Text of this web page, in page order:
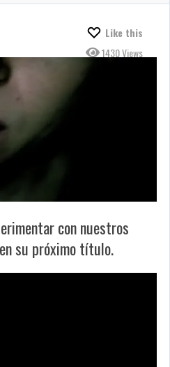
Like this
1430 Views
con nuestros
su próximo título.